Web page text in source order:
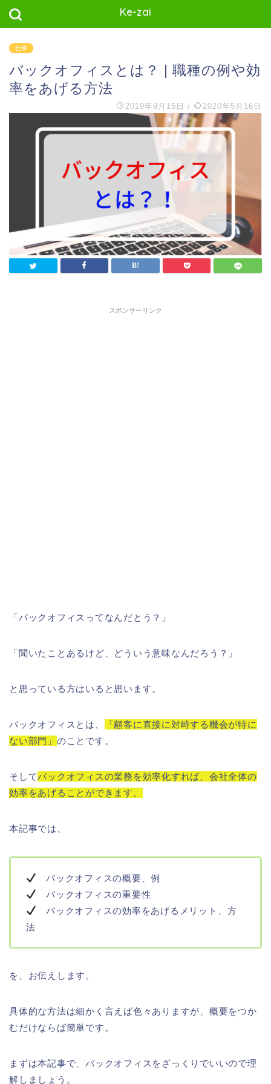
Ke-zai
仕事
バックオフィスとは？ | 職種の例や効
率をあげる方法
2019年9月15日 / 2020年5月16日
スポンサーリンク
「バックオフィスってなんだとう？」
「聞いたことあるけど、どういう意味なんだろう？」
と思っている方はいると思います。
バックオフィスとは、
「顧客に直接に対峙する機会が特に
ない部門」 のことです。
そしてバックオフィスの業務を効率化すれば、会社全体の
効率をあげることができます。
本記事では、
バックオフィスの概要、例
バックオフィスの重要性
バックオフィスの効率をあげるメリット、方
法
を、お伝えします。
具体的な方法は細かく言えば色々ありますが、概要をつか
むだけならば簡単です。
まずは本記事で、バックオフィスをざっくりでいいので理
解しましょう。